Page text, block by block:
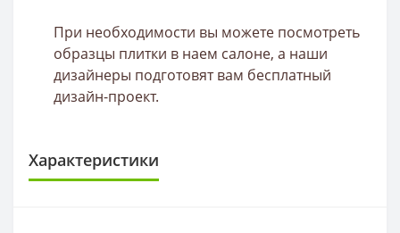
При необходимости вы можете посмотреть
образцы плитки в наем салоне, а наши
дизайнеры подготовят вам бесплатный
дизайн-проект.
Характеристики